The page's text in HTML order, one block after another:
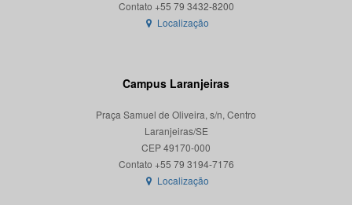
Localização
Campus Laranjeiras
Praça Samuel de Oliveira, s/n, Centro
Laranjeiras/SE
CEP 49170-000
Localização